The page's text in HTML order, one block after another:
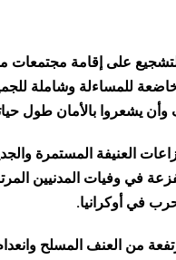
الهدف 16 بالتشجيع على إقامة
للمساءلة وشاملة
يشعروا بالأمان طول
في أوكرانيا.
من العنف المسلح